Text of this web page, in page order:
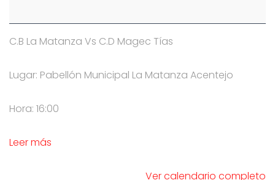
C.B La Matanza Vs C.D Magec Tías
Lugar: Pabellón Municipal La Matanza Acentejo
Hora: 16:00
Leer más
Ver calendario completo